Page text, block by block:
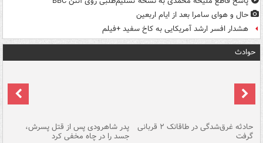
حال و هوای سامرا بعد از ایام اربعین
هشدار افسر ارشد آمریکایی به کاخ سفید +فیلم
حوادث
حادثه غرق‌شدگی در طاقانک ۲ قربانی
گرفت
پدر شاهرودی پس از قتل پسرش،
جسد را در چاه مخفی کرد